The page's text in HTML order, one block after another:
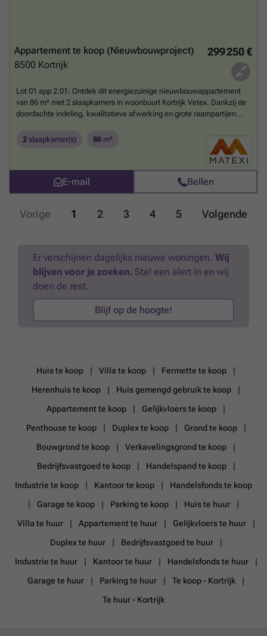
299 250 €
Appartement te koop (Nieuwbouwproject)
8500 Kortrijk
Lot 01 app 2.01: Ontdek dit energiezuinige nieuwbouwappartement
van 86 m² met 2 slaapkamers in woonbuurt Kortrijk Vetex. Dankzij de
doordachte indeling, kwalitatieve afwerking en grote raampartijen
appartement beschikt bovendien over een aangenaam terras van 10
waterwarmtepomp geniet je van een aangenaam binnenklimaat en
een laag energieverbruik.Kortrijk Vetex is een duurzame, groene
woonbuurt op de historische Vetex-site, vlak bij het stadscentrum. Je
woont er op wandelafstand van winkels, horeca, cultuur en openbaar
of bel naar ### Meer weten?
2 slaapkamer(s) 86 m²
E-mail Bellen
Vorige 1 2 3 4 5 Volgende
Er verschijnen dagelijks nieuwe woningen. Wij
blijven voor je zoeken. Stel een alert in en wij
doen de rest.
Blijf op de hoogte!
Huis te koop Villa te koop
Fermette te koop
Herenhuis te koop
Huis gemengd gebruik te koop
Appartement te koop
Gelijkvloers te koop
Penthouse te koop
Duplex te koop
Grond te koop
Bouwgrond te koop
Verkavelingsgrond te koop
Bedrijfsvastgoed te koop
Handelspand te koop
Industrie te koop
Kantoor te koop
Handelsfonds te koop
Garage te koop
Parking te koop
Huis te huur
Villa te huur
Appartement te huur
Gelijkvloers te huur
Duplex te huur
Bedrijfsvastgoed te huur
Industrie te huur
Kantoor te huur
Handelsfonds te huur
Garage te huur
Parking te huur
Te koop - Kortrijk
Te huur - Kortrijk